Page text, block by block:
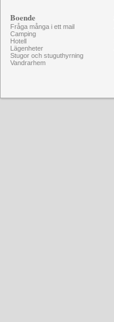
Boende
Fråga många i ett mail
Camping
Hotell
Lägenheter
Stugor och stuguthyrning
Vandrarhem